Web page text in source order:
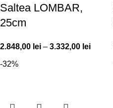
Saltea LOMBAR,
25cm
2.848,00 lei – 3.332,00 lei
-32%